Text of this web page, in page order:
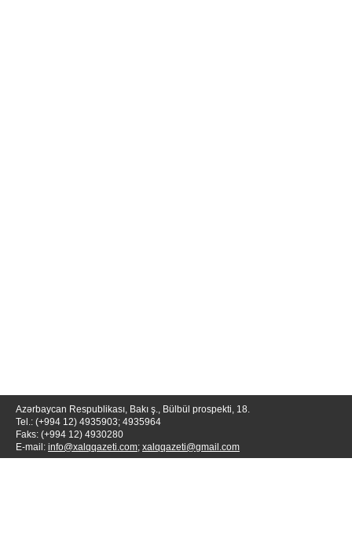
Azərbaycan Respublikası, Bakı ş., Bülbül prospekti, 18.
Tel.: (+994 12) 4935903; 4935964
Faks: (+994 12) 4930280
E-mail: info@xalqqazeti.com; xalqqazeti@gmail.com